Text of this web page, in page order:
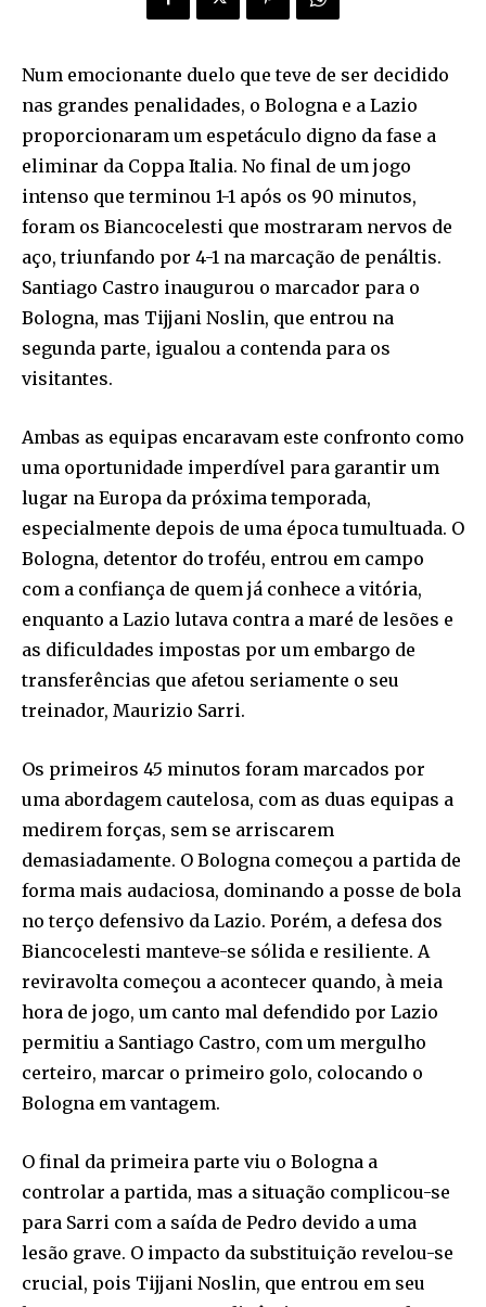
Num emocionante duelo que teve de ser decidido
nas grandes penalidades, o Bologna e a Lazio
proporcionaram um espetáculo digno da fase a
eliminar da Coppa Italia. No final de um jogo
intenso que terminou 1-1 após os 90 minutos,
foram os Biancocelesti que mostraram nervos de
aço, triunfando por 4-1 na marcação de penáltis.
Santiago Castro inaugurou o marcador para o
Bologna, mas Tijjani Noslin, que entrou na
segunda parte, igualou a contenda para os
visitantes.
Ambas as equipas encaravam este confronto como
uma oportunidade imperdível para garantir um
lugar na Europa da próxima temporada,
especialmente depois de uma época tumultuada. O
Bologna, detentor do troféu, entrou em campo
com a confiança de quem já conhece a vitória,
enquanto a Lazio lutava contra a maré de lesões e
as dificuldades impostas por um embargo de
transferências que afetou seriamente o seu
treinador, Maurizio Sarri.
Os primeiros 45 minutos foram marcados por
uma abordagem cautelosa, com as duas equipas a
medirem forças, sem se arriscarem
demasiadamente. O Bologna começou a partida de
forma mais audaciosa, dominando a posse de bola
no terço defensivo da Lazio. Porém, a defesa dos
Biancocelesti manteve-se sólida e resiliente. A
reviravolta começou a acontecer quando, à meia
hora de jogo, um canto mal defendido por Lazio
permitiu a Santiago Castro, com um mergulho
certeiro, marcar o primeiro golo, colocando o
Bologna em vantagem.
O final da primeira parte viu o Bologna a
controlar a partida, mas a situação complicou-se
para Sarri com a saída de Pedro devido a uma
lesão grave. O impacto da substituição revelou-se
crucial, pois Tijjani Noslin, que entrou em seu